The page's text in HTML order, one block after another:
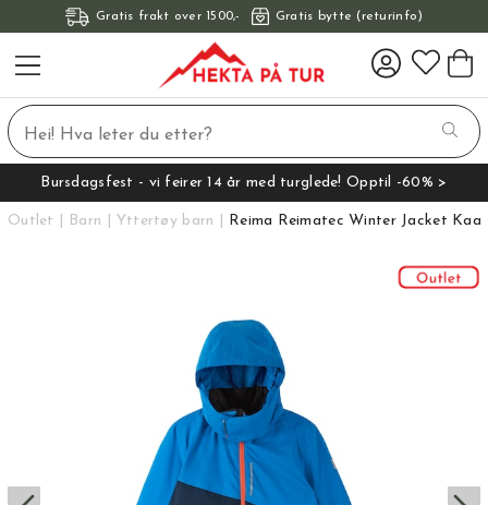
Gratis frakt over 1500,- Gratis bytte (returinfo)
Bursdagsfest - vi feirer 14 år med turglede! Opptil -60% >
Outlet Barn Yttertøy barn Reima Reimatec Winter Jacket